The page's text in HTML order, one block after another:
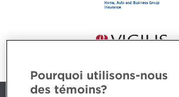
Pourquoi utilisons-nous
des témoins?